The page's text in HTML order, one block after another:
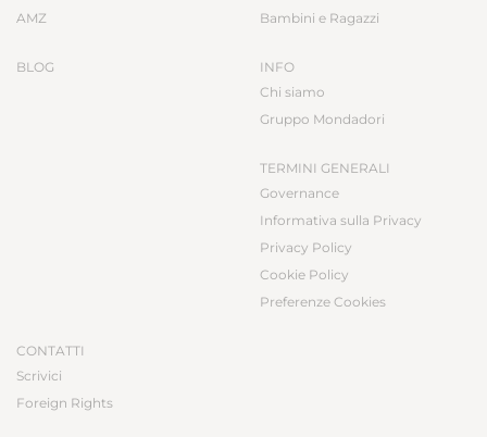
AMZ
BLOG
Bambini e Ragazzi
INFO
Chi siamo
Gruppo Mondadori
TERMINI GENERALI
Governance
Informativa sulla Privacy
Privacy Policy
Cookie Policy
Preferenze Cookies
CONTATTI
Scrivici
Foreign Rights